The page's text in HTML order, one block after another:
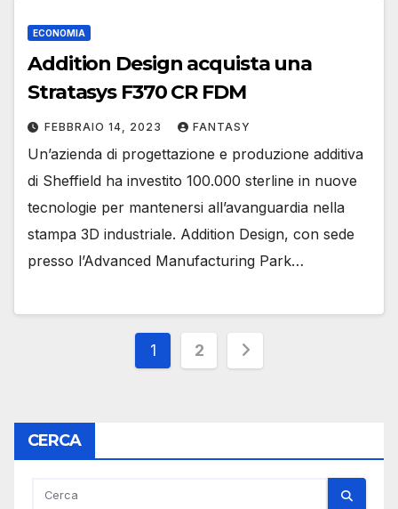
ECONOMIA
Addition Design acquista una
Stratasys F370 CR FDM
FEBBRAIO 14, 2023 FANTASY
Un’azienda di progettazione e produzione additiva
di Sheffield ha investito 100.000 sterline in nuove
tecnologie per mantenersi all’avanguardia nella
stampa 3D industriale. Addition Design, con sede
presso l’Advanced Manufacturing Park…
Paginazione
1 2
CERCA